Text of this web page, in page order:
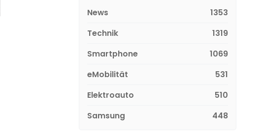
News
1353
Technik
1319
Smartphone
1069
eMobilität
531
Elektroauto
510
Samsung
448